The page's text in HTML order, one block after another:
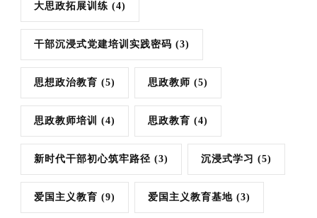
大思政拓展训练 (4)
干部沉浸式党建培训实践密码 (3)
思想政治教育 (5) 思政教师 (5)
思政教师培训 (4) 思政教育 (4)
新时代干部初心筑牢路径 (3) 沉浸式学习 (5)
爱国主义教育 (9) 爱国主义教育基地 (3)